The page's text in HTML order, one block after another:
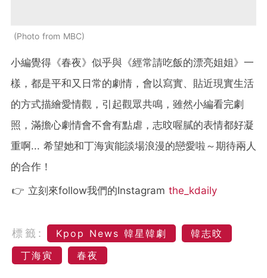
Photo from MBC
小編覺得《春夜》似乎與《經常請吃飯的漂亮姐姐》一
樣，都是平和又日常的劇情，會以寫實、貼近現實生活
的方式描繪愛情觀，引起觀眾共鳴，雖然小編看完劇
照，滿擔心劇情會不會有點虐，志旼喔膩的表情都好凝
重啊... 希望她和丁海寅能談場浪漫的戀愛啦～期待兩人
的合作！
👉 立刻來follow我們的Instagram the_kdaily
標籤: Kpop News 韓星韓劇
韓志旼
丁海寅
春夜